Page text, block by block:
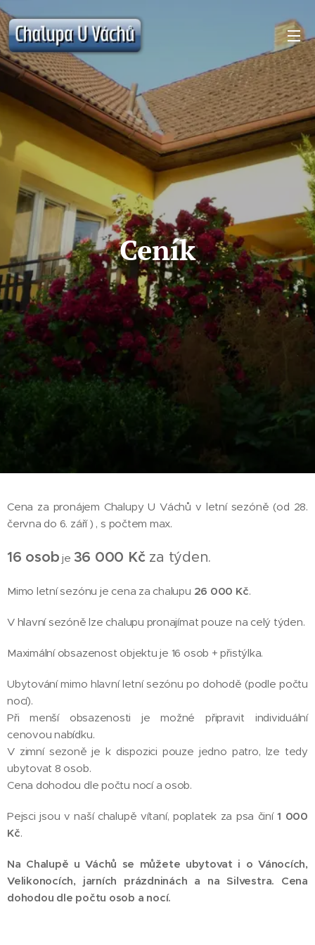
Ceník
Cena za pronájem Chalupy U Váchů v letní sezóně (od 28.
června do 6. září ) , s počtem max.
16 osob je 36 000 Kč za týden.
Mimo letní sezónu je cena za chalupu 26 000 Kč.
V hlavní sezóně lze chalupu pronajímat pouze na celý týden.
Maximální obsazenost objektu je 16 osob + přistýlka.
Ubytování mimo hlavní letní sezónu po dohodě (podle počtu
nocí).
Při menší obsazenosti je možné připravit individuální
cenovou nabídku.
V zimní sezoně je k dispozici pouze jedno patro, lze tedy
ubytovat 8 osob.
Cena dohodou dle počtu nocí a osob.
Pejsci jsou v naší chalupě vítaní, poplatek za psa činí1 000
Kč.
Na Chalupě u Váchů se můžete ubytovat i o Vánocích,
Velikonocích, jarních prázdninách a na Silvestra. Cena
dohodou dle počtu osob a nocí.